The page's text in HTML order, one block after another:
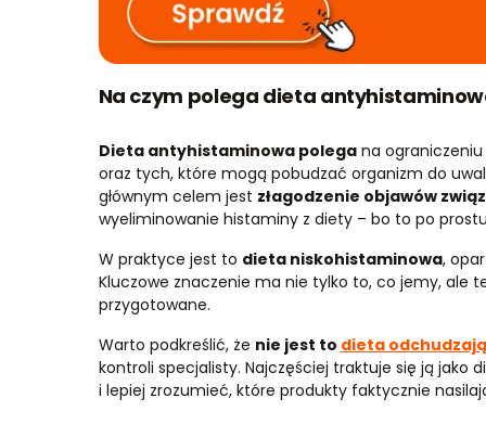
Na czym polega dieta
Dieta antyhistaminowa polegana ograniczeniu
oraz tych, które mogą pobudzać organizm do
głównym celem jest złagodzenie objawów
wyeliminowanie histaminy z diety – bo to po
W praktyce jest to dieta niskohistaminowa,
Kluczowe znaczenie ma nie tylko to, co jemy, ale
przygotowane.
Warto podkreślić, że nie jest to dieta
kontroli specjalisty. Najczęściej traktuje się ją
i lepiej zrozumieć, które produkty faktycznie